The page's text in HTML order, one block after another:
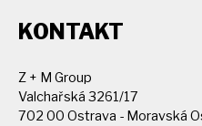
KONTAKT
Z + M Group
Valchařská 3261/17
702 00 Ostrava - Moravská